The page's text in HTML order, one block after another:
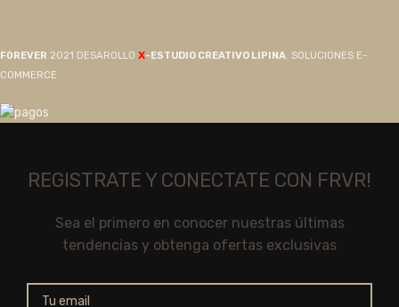
F0REVER 2021 DESAROLLO X-ESTUDIO CREATIVO LIPINA. SOLUCIONES E-
COMMERCE
REGISTRATE Y CONECTATE CON FRVR!
Sea el primero en conocer nuestras últimas
tendencias y obtenga ofertas exclusivas